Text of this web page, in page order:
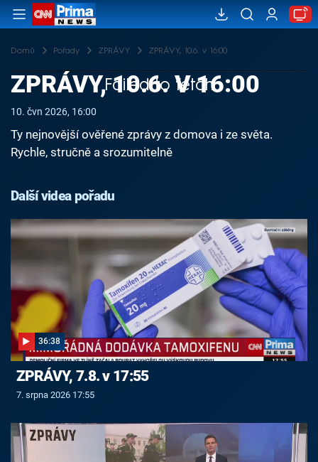
Domů Pořady ZPRÁVY ZPRÁVY, 10.6. v 16:00
Failed to fetch
ZPRÁVY, 10.6. V 16:00
10. čvn 2026, 16:00
Ty nejnovější ověřené zprávy z domova i ze světa.
Rychle, stručně a srozumitelně
Další videa pořadu
36:38
ZPRÁVY, 7.8. v 17:55
7. srpna 2026 17:55